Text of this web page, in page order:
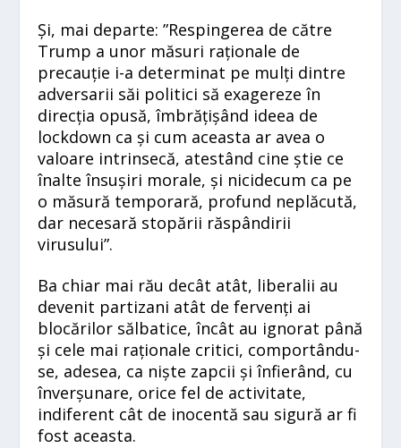
Și, mai departe: ”Respingerea de către
Trump a unor măsuri raționale de
precauție i-a determinat pe mulți dintre
adversarii săi politici să exagereze în
direcția opusă, îmbrățișând ideea de
lockdown ca și cum aceasta ar avea o
valoare intrinsecă, atestând cine știe ce
înalte însușiri morale, și nicidecum ca pe
o măsură temporară, profund neplăcută,
dar necesară stopării răspândirii
virusului”.
Ba chiar mai rău decât atât, liberalii au
devenit partizani atât de fervenți ai
blocărilor sălbatice, încât au ignorat până
și cele mai raționale critici, comportându-
se, adesea, ca niște zapcii și înfierând, cu
înverșunare, orice fel de activitate,
indiferent cât de inocentă sau sigură ar fi
fost aceasta.